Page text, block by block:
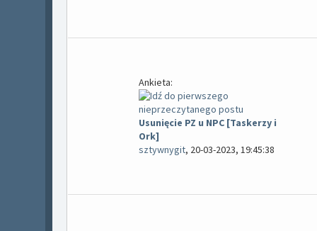
Ankieta:
Usunięcie PZ u NPC [Taskerzy i
Ork]
sztywnygit, 20-03-2023, 19:45:38